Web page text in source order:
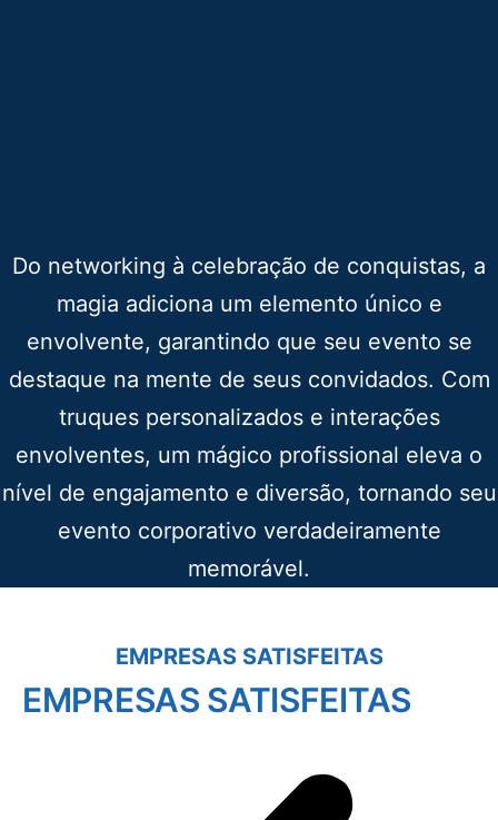
Do networking à celebração de conquistas, a
magia adiciona um elemento único e
envolvente, garantindo que seu evento se
destaque na mente de seus convidados. Com
truques personalizados e interações
envolventes, um mágico profissional eleva o
nível de engajamento e diversão, tornando seu
evento corporativo verdadeiramente
memorável.
EMPRESAS SATISFEITAS
EMPRESAS SATISFEITAS